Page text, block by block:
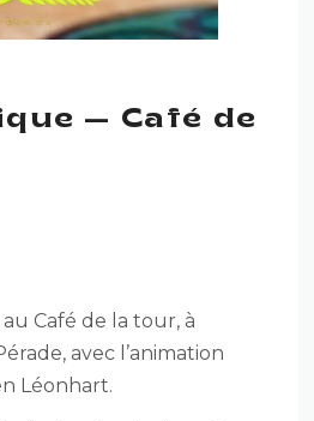
— Café de
Café de la tour, à
avec l’animation
Léonhart.